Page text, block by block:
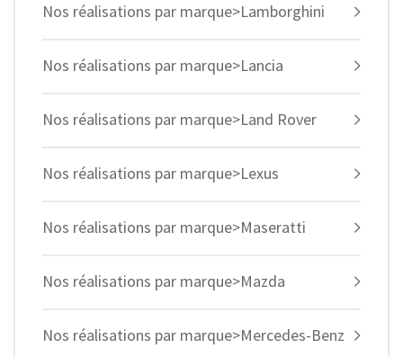
Nos réalisations par marque>Lamborghini
Nos réalisations par marque>Lancia
Nos réalisations par marque>Land Rover
Nos réalisations par marque>Lexus
Nos réalisations par marque>Maseratti
Nos réalisations par marque>Mazda
Nos réalisations par marque>Mercedes-Benz